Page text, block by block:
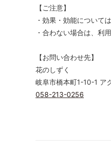
【ご注意】
・効果・効能について
・合わない場合は、利
【お問い合わせ先】
花のしずく
岐阜市橋本町1-10-1 ア
058-213-0256